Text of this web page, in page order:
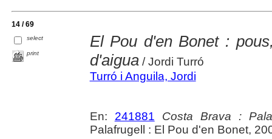
14 / 69
select
print
El Pou d'en Bonet :
d'aigua/ Jordi Turró
Turró i Anguila, Jordi
En: 241881
Costa Brava :
Palafrugell : El Pou d'en Bonet,